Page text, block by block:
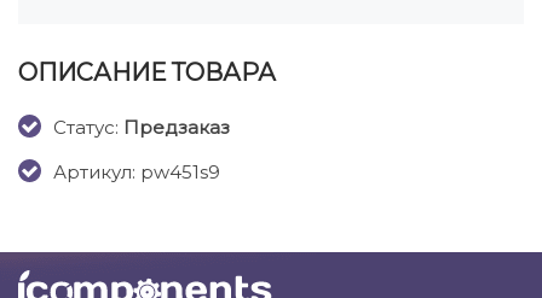
ОПИСАНИЕ ТОВАРА
Cтатус: Предзаказ
Артикул: pw451s9